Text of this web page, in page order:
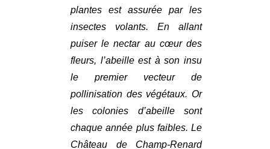
plantes est assurée par les
insectes volants. En allant
puiser le nectar au cœur des
fleurs, l’abeille est à son insu
le premier vecteur de
pollinisation des végétaux. Or
les colonies d’abeille sont
chaque année plus faibles. Le
Château de Champ-Renard